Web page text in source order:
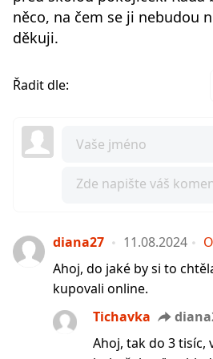
něco, na čem se ji nebudou
děkuji.
Řadit dle:
diana27 11.08.2024
Ahoj, do jaké by si to
kupovali online.
Tichavka
Ahoj, tak do 3 tisíc,